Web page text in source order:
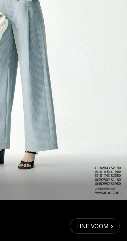
LINE VOOM